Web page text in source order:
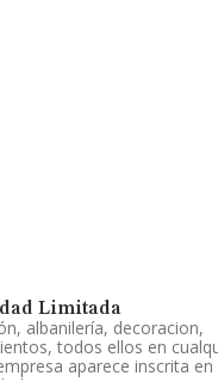
Limitada
albanilería, decoracion,
todos ellos en
aparece inscrita en